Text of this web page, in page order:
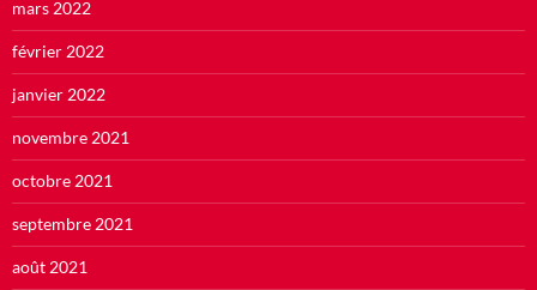
mars 2022
février 2022
janvier 2022
novembre 2021
octobre 2021
septembre 2021
août 2021